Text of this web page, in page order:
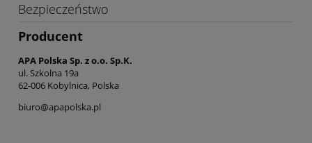
Bezpieczeństwo
Producent
APA Polska Sp. z o.o. Sp.K.
ul. Szkolna 19a
62-006 Kobylnica, Polska
biuro@apapolska.pl